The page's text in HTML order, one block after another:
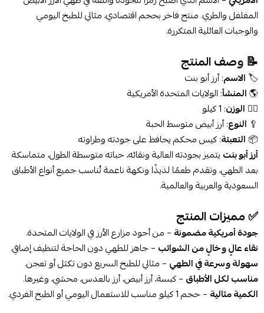
المفلفل والطري. منتج فاخر بحجم اقتصادي، مثالي للطبخ اليومي
والوجبات العائلية المتكررة.
📝 وصف المنتج
🏷️ الاسم: أرز أبو بنت
🌎المنشأ: الولايات المتحدة الأمريكية
🏋️‍♂️ الوزن: 1 كيلو
🥄 النوع: أرز أبيض متوسط الحبة
📦 التعبئة: كيس محكم يحافظ على جودته وطراوته
أرز أبو بنت يتميز بجودته العالية ونقائه، حباته متوسطة الطول، متماسكة
بعد الطهي، وتقدم طعمًا لذيذًا ونكهة ناعمة تُناسب جميع أنواع الأطباق
السعودية والعربية والعالمية.
✅ مميزات المنتج
جودة أمريكية مضمونة – من أجود مزارع الأرز في الولايات المتحدة.
نقاء عالٍ وخالٍ من الشوائب – جاهز للطهي دون الحاجة لتنظيف إضافي.
سهولة وسرعة في الطهي – مثالي للطبخ السريع دون تكتل أو تعجن.
مناسب لكل الأطباق – كبسة، أرز أبيض، أرز بالعدس، محشي، وغيرها.
الكمية مثالية – حجم 1 كيلو مناسب للاستعمال اليومي أو الطبخ الفردي.